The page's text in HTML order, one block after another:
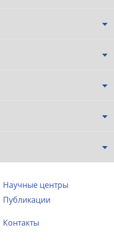
Научные центры
Публикации
Контакты